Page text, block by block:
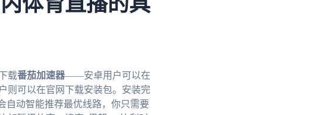
体育直播的具
载番茄加速器——安卓用户可以在
则可以在官网下载安装包。安装完
自动智能推荐最优线路，你只需要